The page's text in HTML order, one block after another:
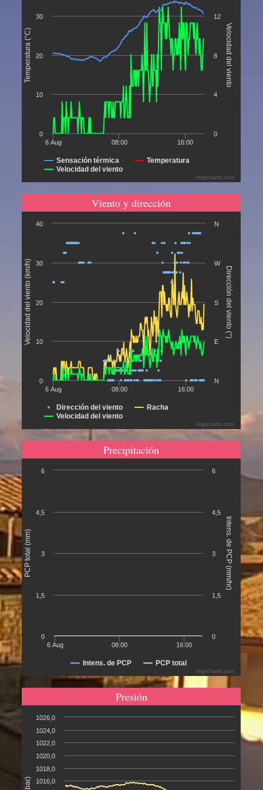
Temperatura (°C) Velocidad del viento
Sensación térmica
Temperatura
Velocidad del viento
6 Aug 08:00 16:00
0
10
20
30
0
4
8
12
Highcharts.com
Velocidad del viento (km/h) Dirección del viento (°)
Dirección del viento
Racha
Velocidad del viento
6 Aug 08:00 16:00
0
10
20
30
40
N
E
S
W
N
Highcharts.com
Viento y dirección
PCP total (mm) Intens. de PCP (mm/hr)
Intens. de PCP PCP total
6 Aug 08:00 16:00
0
1,5
3
4,5
6
0
1,5
3
4,5
6
Highcharts.com
Precipitación
1016,0
1018,0
1020,0
1022,0
1024,0
1026,0
Presión